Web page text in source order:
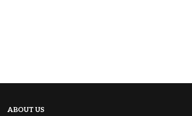
ABOUT US